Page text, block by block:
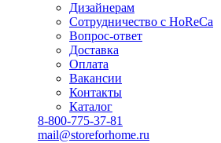
Дизайнерам
Сотрудничество с HoReCa
Вопрос-ответ
Доставка
Оплата
Вакансии
Контакты
Каталог
8-800-775-37-81
mail@storeforhome.ru